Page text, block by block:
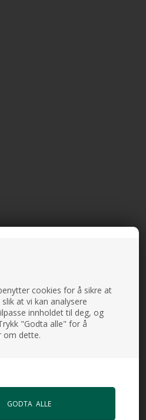
cookies for å sikre at
at vi kan analysere
innholdet til deg, og
"Godta alle" for å
om dette.